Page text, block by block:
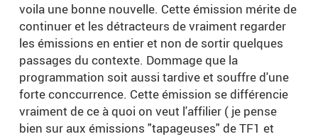
voila une bonne nouvelle. Cette émission mérite de
continuer et les détracteurs de vraiment regarder
les émissions en entier et non de sortir quelques
passages du contexte. Dommage que la
programmation soit aussi tardive et souffre d'une
forte conccurrence. Cette émission se différencie
vraiment de ce à quoi on veut l'affilier ( je pense
bien sur aux émissions "tapageuses" de TF1 et